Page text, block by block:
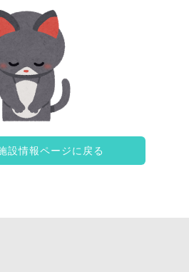
設情報ページに戻る